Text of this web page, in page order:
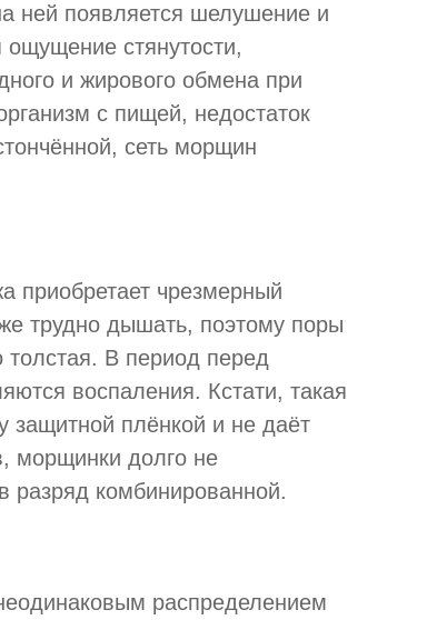
ней появляется шелушение и
стянутости,
и жирового обмена при
с пищей, недостаток
сеть морщин
приобретает чрезмерный
трудно дышать, поэтому поры
В период перед
воспаления. Кстати, такая
защитной плёнкой и не даёт
морщинки долго не
комбинированной.
распределением